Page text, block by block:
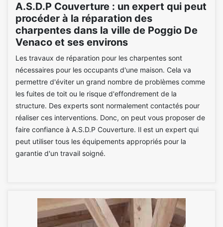
A.S.D.P Couverture : un expert qui peut
procéder à la réparation des
charpentes dans la ville de Poggio De
Venaco et ses environs
Les travaux de réparation pour les charpentes sont
nécessaires pour les occupants d'une maison. Cela va
permettre d'éviter un grand nombre de problèmes comme
les fuites de toit ou le risque d'effondrement de la
structure. Des experts sont normalement contactés pour
réaliser ces interventions. Donc, on peut vous proposer de
faire confiance à A.S.D.P Couverture. Il est un expert qui
peut utiliser tous les équipements appropriés pour la
garantie d'un travail soigné.